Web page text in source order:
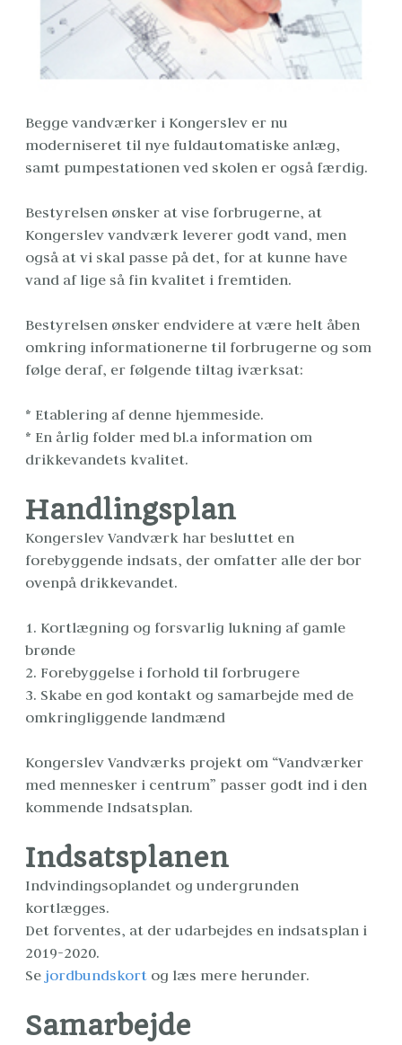
Begge vandværker i Kongerslev er nu
moderniseret til nye fuldautomatiske anlæg,
samt pumpestationen ved skolen er også færdig.
Bestyrelsen ønsker at vise forbrugerne, at
Kongerslev vandværk leverer godt vand, men
også at vi skal passe på det, for at kunne have
vand af lige så fin kvalitet i fremtiden.
Bestyrelsen ønsker endvidere at være helt åben
omkring informationerne til forbrugerne og som
følge deraf, er følgende tiltag iværksat:
* Etablering af denne hjemmeside.
* En årlig folder med bl.a information om
drikkevandets kvalitet.
Handlingsplan
Kongerslev Vandværk har besluttet en
forebyggende indsats, der omfatter alle der bor
ovenpå drikkevandet.
1. Kortlægning og forsvarlig lukning af gamle
brønde
2. Forebyggelse i forhold til forbrugere
3. Skabe en god kontakt og samarbejde med de
omkringliggende landmænd
Kongerslev Vandværks projekt om “Vandværker
med mennesker i centrum” passer godt ind i den
kommende Indsatsplan.
Indsatsplanen
Indvindingsoplandet og undergrunden
kortlægges.
Det forventes, at der udarbejdes en indsatsplan i
2019-2020.
Se jordbundskort og læs mere herunder.
Samarbejde